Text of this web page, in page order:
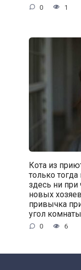
0 1
Кота из
только
здесь ни
новых
привычка
угол
0 6